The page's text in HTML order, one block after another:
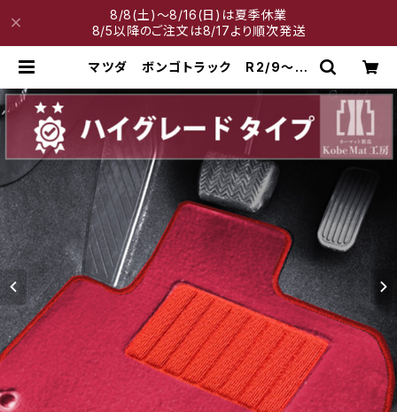
8/8(土)～8/16(日)は夏季休業
8/5以降のご注文は8/17より順次発送
マツダ ボンゴトラック R2/9〜
ット ハイグレードタイプ | 神戸マッ